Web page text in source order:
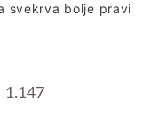
svekrva bolje pravi
1.147